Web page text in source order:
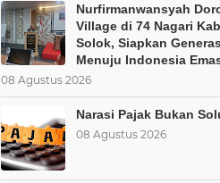
Nurfirmanwansyah
Village di 74 Nagari
Solok, Siapkan
Menuju Indonesia
08 Agustus 2026
Narasi Pajak Bukan
08 Agustus 2026